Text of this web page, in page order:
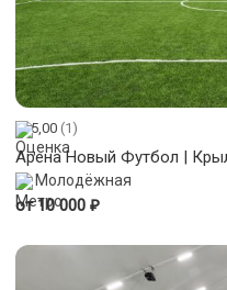
5,00 (1)
Арена Новый Футбол |
Молодёжная
от 10 000 ₽